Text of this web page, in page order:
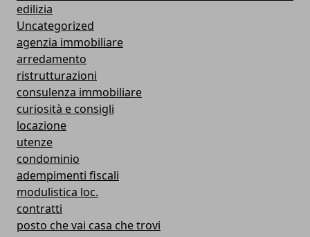
edilizia
Uncategorized
agenzia immobiliare
arredamento
ristrutturazioni
consulenza immobiliare
curiosità e consigli
locazione
utenze
condominio
adempimenti fiscali
modulistica loc.
contratti
posto che vai casa che trovi